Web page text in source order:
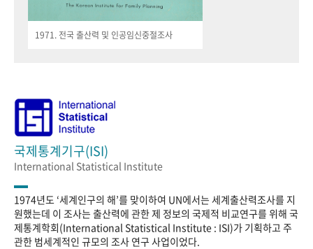
1971. 전국 출산력 및 인공임신중절조사
국제통계기구(ISI)
International Statistical Institute
1974년도 ‘세계인구의 해’를 맞이하여 UN에서는 세계출산력조사를 지
원했는데 이 조사는 출산력에 관한 제 정보의 국제적 비교연구를 위해 국
제통계학회(International Statistical Institute : ISI)가 기획하고 주
관한 범세계적인 규모의 조사 연구 사업이었다.